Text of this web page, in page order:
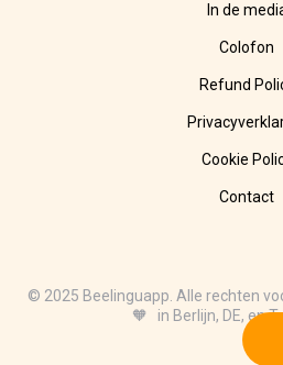
In de
Colofon
Refund
Cookie
Contact
© 2025 Beelinguapp. Alle rechten
🧡 in Berlijn, DE, en